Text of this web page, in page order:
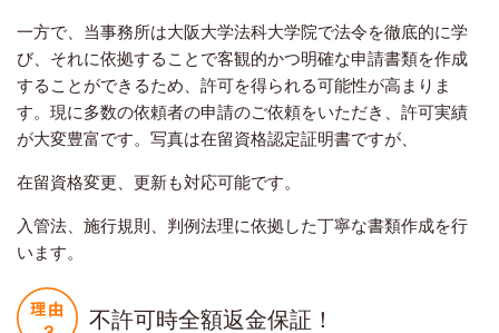
一方で、当事務所は大阪大学法科大学院で法令を徹底的に学
び、それに依拠することで客観的かつ明確な申請書類を作成
することができるため、許可を得られる可能性が高まりま
す。現に多数の依頼者の申請のご依頼をいただき、許可実績
が大変豊富です。写真は在留資格認定証明書ですが、
在留資格変更、更新も対応可能です。
入管法、施行規則、判例法理に依拠した丁寧な書類作成を行
います。
不許可時全額返金保証！